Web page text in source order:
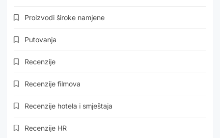
Proizvodi široke namjene
Putovanja
Recenzije
Recenzije filmova
Recenzije hotela i smještaja
Recenzije HR